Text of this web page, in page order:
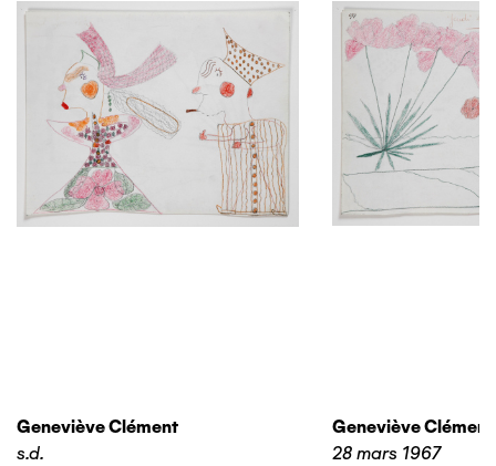
Geneviève Clément
s.d.
Geneviève Clément
28 mars 1967